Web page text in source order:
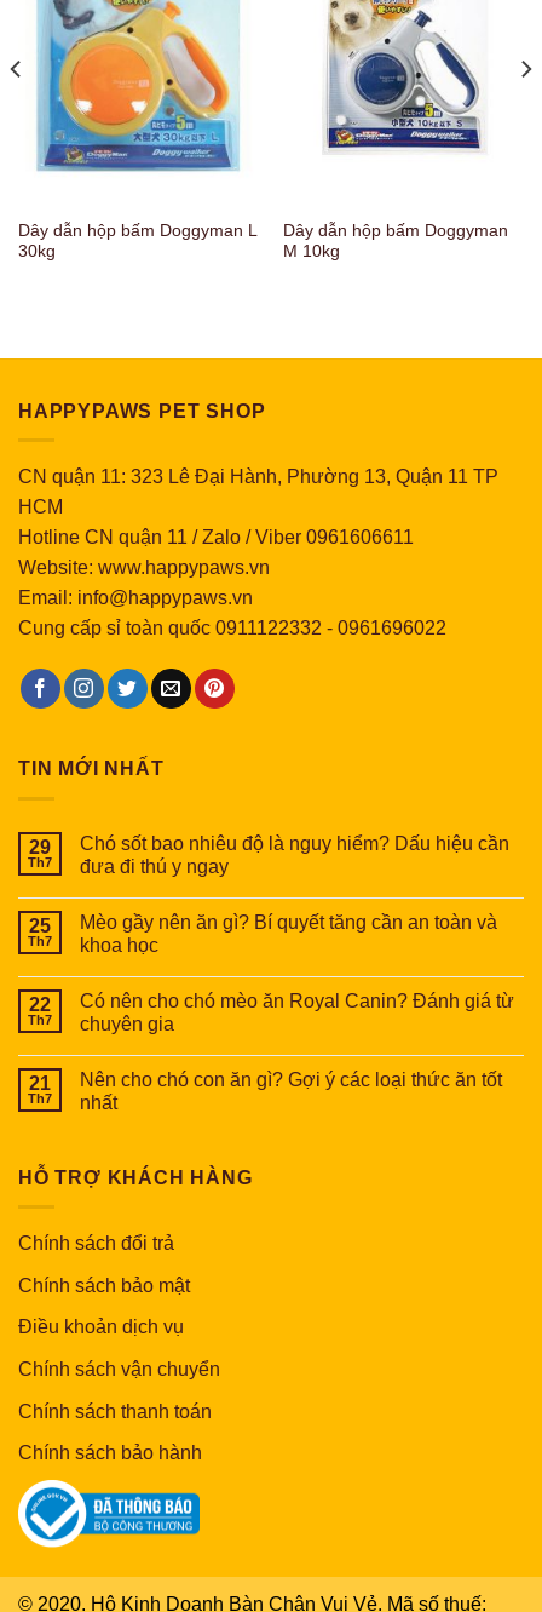
Dây dẫn hộp bấm Doggyman L
30kg
Dây dẫn hộp bấm Doggyman
M 10kg
HAPPYPAWS PET SHOP
CN quận 11: 323 Lê Đại Hành, Phường 13, Quận 11 TP
HCM
Hotline CN quận 11 / Zalo / Viber 0961606611
Website: www.happypaws.vn
Email: info@happypaws.vn
Cung cấp sỉ toàn quốc 0911122332 - 0961696022
TIN MỚI NHẤT
29
Th7
Chó sốt bao nhiêu độ là nguy hiểm? Dấu hiệu cần
đưa đi thú y ngay
25
Th7
Mèo gầy nên ăn gì? Bí quyết tăng cần an toàn và
khoa học
22
Th7
Có nên cho chó mèo ăn Royal Canin? Đánh giá từ
chuyên gia
21
Th7
Nên cho chó con ăn gì? Gợi ý các loại thức ăn tốt
nhất
HỖ TRỢ KHÁCH HÀNG
Chính sách đổi trả
Chính sách bảo mật
Điều khoản dịch vụ
Chính sách vận chuyển
Chính sách thanh toán
Chính sách bảo hành
© 2020. Hộ Kinh Doanh Bàn Chân Vui Vẻ. Mã số thuế: